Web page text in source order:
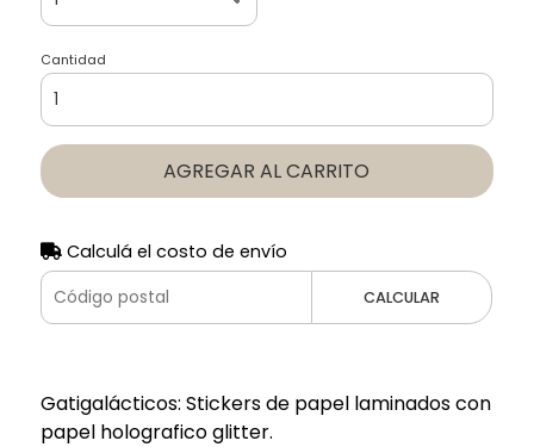
Cantidad
AGREGAR AL CARRITO
Calculá el costo de envío
CALCULAR
Gatigalácticos: Stickers de papel laminados con
papel holografico glitter.